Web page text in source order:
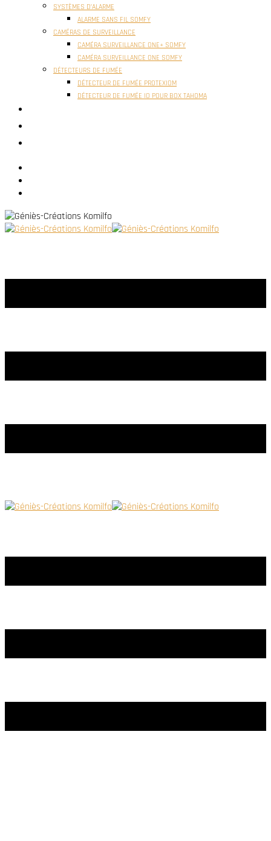
SYSTÈMES D’ALARME
ALARME SANS FIL SOMFY
CAMÉRAS DE SURVEILLANCE
CAMÉRA SURVEILLANCE ONE+ SOMFY
CAMÉRA SURVEILLANCE ONE SOMFY
DÉTECTEURS DE FUMÉE
DÉTECTEUR DE FUMÉE PROTEXIOM
DÉTECTEUR DE FUMÉE IO POUR BOX TAHOMA